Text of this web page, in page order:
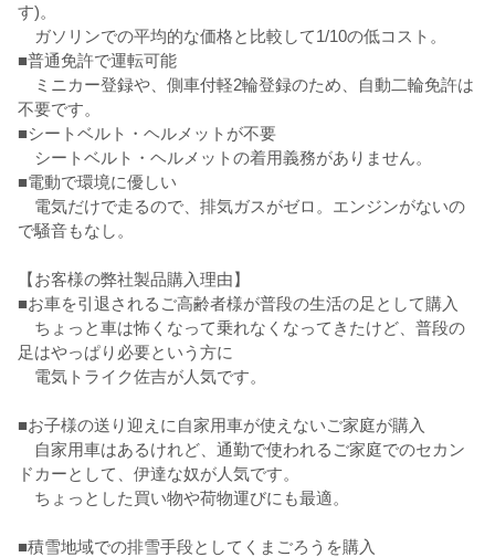
す)。
ガソリンでの平均的な価格と比較して1/10の低コスト。
■普通免許で運転可能
ミニカー登録や、側車付軽2輪登録のため、自動二輪免許は
不要です。
■シートベルト・ヘルメットが不要
シートベルト・ヘルメットの着用義務がありません。
■電動で環境に優しい
電気だけで走るので、排気ガスがゼロ。エンジンがないの
で騒音もなし。
【お客様の弊社製品購入理由】
■お車を引退されるご高齢者様が普段の生活の足として購入
ちょっと車は怖くなって乗れなくなってきたけど、普段の
足はやっぱり必要という方に
電気トライク佐吉が人気です。
■お子様の送り迎えに自家用車が使えないご家庭が購入
自家用車はあるけれど、通勤で使われるご家庭でのセカン
ドカーとして、伊達な奴が人気です。
ちょっとした買い物や荷物運びにも最適。
■積雪地域での排雪手段としてくまごろうを購入